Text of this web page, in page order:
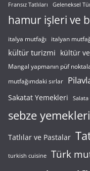
Fransız Tatlıları Geleneksel
hamur işleri ve
italya mutfağı italyan
kültür turizmi kültür
Mangal yapmanın püf
mutfağımdaki sırlar
Sakatat Yemekleri
sebze yemekleri
Tatlılar ve Pastalar
turkish cuisine Türk